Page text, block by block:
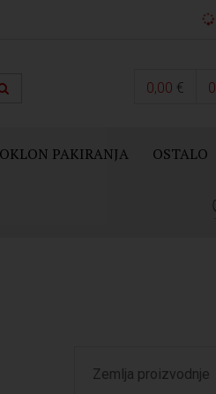
0,00 € 0
PAKIRANJA OSTALO
Zemlja proizvodnje